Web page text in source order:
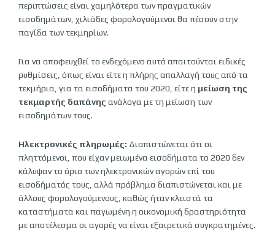
περιπτώσεις είναι χαμηλότερα των πραγματικών
εισοδημάτων, χιλιάδες φορολογούμενοι θα πέσουν στην
παγίδα των τεκμηρίων.
Για να αποφευχθεί το ενδεχόμενο αυτό απαιτούνται ειδικές
ρυθμίσεις, όπως είναι είτε η πλήρης απαλλαγή τους από τα
τεκμήρια, για τα εισοδήματα του 2020, είτε η μείωση της
τεκμαρτής δαπάνης ανάλογα με τη μείωση των
εισοδημάτων τους.
Ηλεκτρονικές πληρωμές: Διαπιστώνεται ότι οι
πληττόμενοι, που είχαν μειωμένα εισοδήματα το 2020 δεν
κάλυψαν το όριο των ηλεκτρονικών αγορών επί του
εισοδήματός τους, αλλά πρόβλημα διαπιστώνεται και με
άλλους φορολογούμενους, καθώς ήταν κλειστά τα
καταστήματα και παγωμένη η οικονομική δραστηριότητα
με αποτέλεσμα οι αγορές να είναι εξαιρετικά συγκρατημένες.